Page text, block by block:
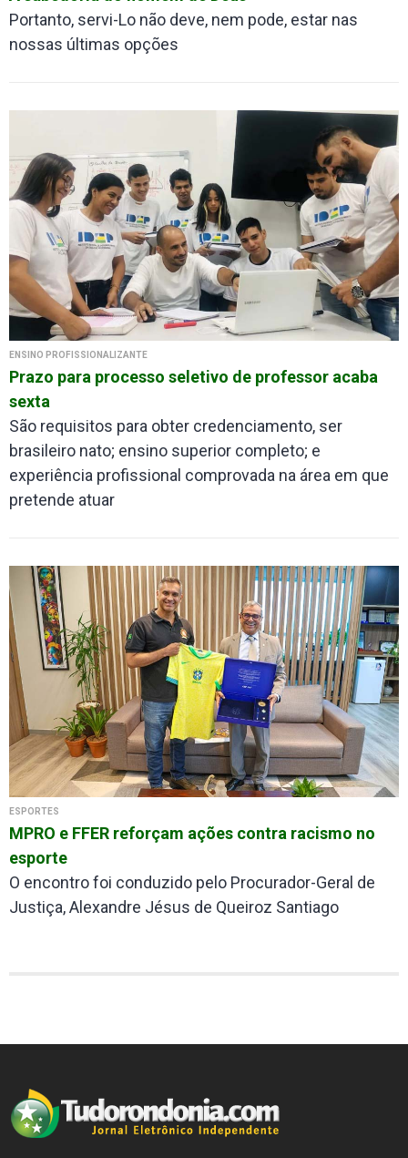
Portanto, servi-Lo não deve, nem pode, estar nas
nossas últimas opções
ENSINO PROFISSIONALIZANTE
Prazo para processo seletivo de professor acaba
sexta
São requisitos para obter credenciamento, ser
brasileiro nato; ensino superior completo; e
experiência profissional comprovada na área em que
pretende atuar
ESPORTES
MPRO e FFER reforçam ações contra racismo no
esporte
O encontro foi conduzido pelo Procurador-Geral de
Justiça, Alexandre Jésus de Queiroz Santiago